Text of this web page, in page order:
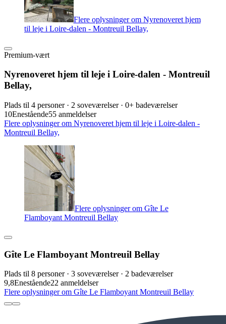
Flere oplysninger om Nyrenoveret hjem
til leje i Loire-dalen - Montreuil Bellay,
Premium-vært
Nyrenoveret hjem til leje i Loire-dalen - Montreuil
Bellay,
Plads til 4 personer · 2 soveværelser · 0+ badeværelser
10Enestående55 anmeldelser
Flere oplysninger om Nyrenoveret hjem til leje i Loire-dalen -
Montreuil Bellay,
Flere oplysninger om Gîte Le
Flamboyant Montreuil Bellay
Gîte Le Flamboyant Montreuil Bellay
Plads til 8 personer · 3 soveværelser · 2 badeværelser
9,8Enestående22 anmeldelser
Flere oplysninger om Gîte Le Flamboyant Montreuil Bellay